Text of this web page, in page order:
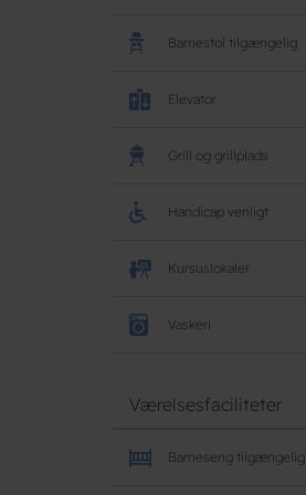
Barnestol tilgængelig
Elevator
Grill og grillplads
Handicap venligt
Kursuslokaler
Vaskeri
Værelsesfaciliteter
Barneseng tilgængelig